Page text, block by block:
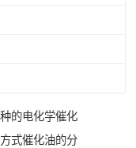
的电化学催化
式催化油的分